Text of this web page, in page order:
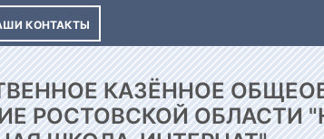
КОНТАКТЫ
КАЗЁННОЕ
РОСТОВСКОЙ ОБЛАСТИ